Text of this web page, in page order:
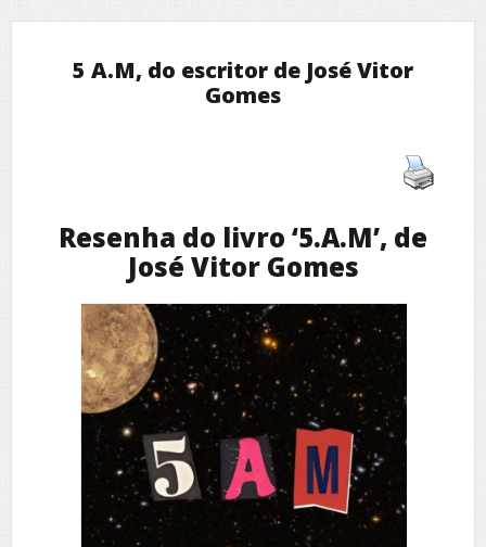
5 A.M, do escritor de José Vitor
Gomes
Resenha do livro ‘5.A.M’, de
José Vitor Gomes